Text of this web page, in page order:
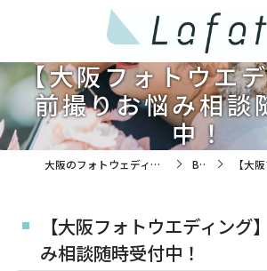
【大阪フォトウエ
前撮りお悩み相談
中！
大阪のフォトウェディングは株式会社ラフエイト BLOG 【大阪フォ
【大阪フォトウエディング
み相談随時受付中！